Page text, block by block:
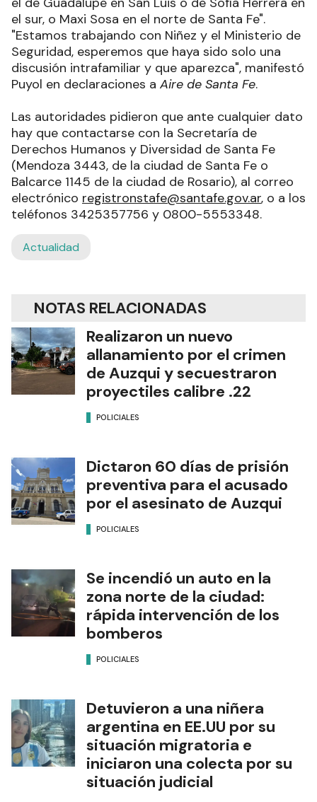
el sur, o Maxi Sosa en el norte de Santa Fe".
"Estamos trabajando con Niñez y el Ministerio de
Seguridad, esperemos que haya sido solo una
discusión intrafamiliar y que aparezca", manifestó
Puyol en declaraciones a Aire de Santa Fe.
Las autoridades pidieron que ante cualquier dato
hay que contactarse con la Secretaría de
Derechos Humanos y Diversidad de Santa Fe
(Mendoza 3443, de la ciudad de Santa Fe o
Balcarce 1145 de la ciudad de Rosario), al correo
electrónico registronstafe@santafe.gov.ar, o a los
teléfonos 3425357756 y 0800-5553348.
Actualidad
NOTAS RELACIONADAS
Realizaron un nuevo
allanamiento por el crimen
de Auzqui y secuestraron
proyectiles calibre .22
POLICIALES
Dictaron 60 días de prisión
preventiva para el acusado
por el asesinato de Auzqui
POLICIALES
Se incendió un auto en la
zona norte de la ciudad:
rápida intervención de los
bomberos
POLICIALES
Detuvieron a una niñera
argentina en EE.UU por su
situación migratoria e
iniciaron una colecta por su
situación judicial